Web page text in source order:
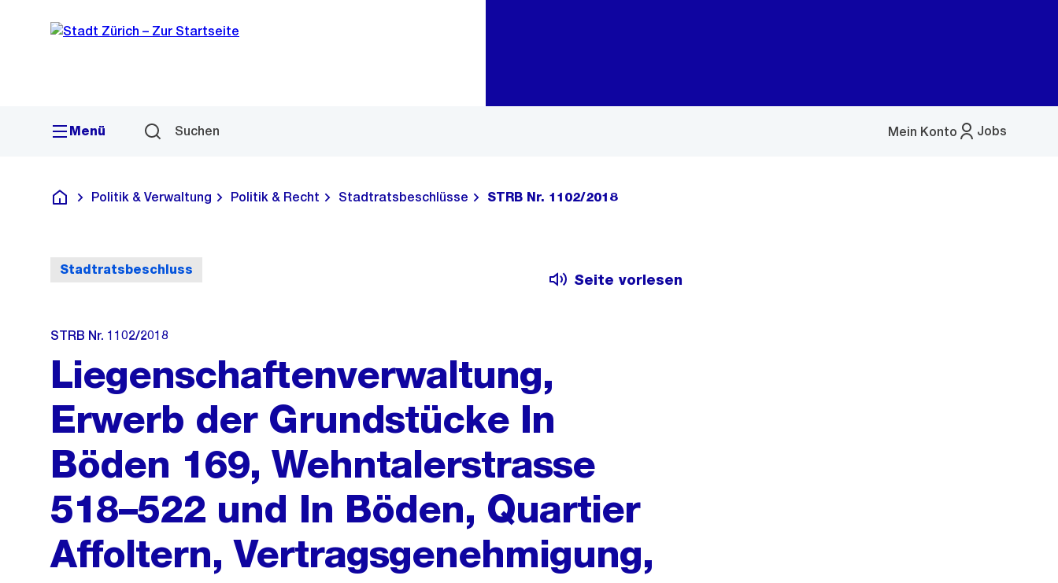
Navigation
Sprunglink
Menü Suchen Jobs
Mein Konto
Menü
Deutsch
Politik & Verwaltung Politik & Recht Stadtratsbeschlüsse STRB Nr. 1102/2018
Stadtratsbeschluss
Seite vorlesen
STRB Nr. 1102/2018
Liegenschaftenverwaltung,
Erwerb der Grundstücke In
Böden 169, Wehntalerstrasse
518–522 und In Böden, Quartier
Affoltern, Vertragsgenehmigung,